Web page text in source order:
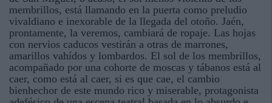
membrillos, está llamando en la puerta como preludio
vivaldiano e inexorable de la llegada del otoño. Jaén,
prontamente, la veremos, cambiará de ropaje. Las hojas
con nervios caducos vestirán a otras de marrones,
amarillos vahídos y lombardos. El sol de los membrillos,
acompañado por una cohorte de moscas y tábanos está al
caer, como está al caer, si es que cae, el cambio
bienhechor de este mundo rico y miserable, protagonista